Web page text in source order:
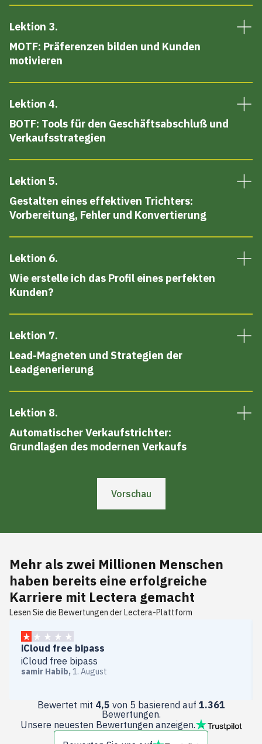
Lektion 3.
MOTF: Präferenzen bilden und Kunden
motivieren
Lektion 4.
BOTF: Tools für den Geschäftsabschluß und
Verkaufsstrategien
Lektion 5.
Gestalten eines effektiven Trichters:
Vorbereitung, Fehler und Konvertierung
Lektion 6.
Wie erstelle ich das Profil eines perfekten
Kunden?
Lektion 7.
Lead-Magneten und Strategien der
Leadgenerierung
Lektion 8.
Automatischer Verkaufstrichter:
Grundlagen des modernen Verkaufs
Vorschau
Mehr als zwei Millionen Menschen
haben bereits eine erfolgreiche
Karriere mit Lectera gemacht
Lesen Sie die Bewertungen der Lectera-Plattform
iCloud free bipass
iCloud free bipass
samir Habib, 1. August
Bewertet mit 4,5 von 5 basierend auf 1.361
Bewertungen.
Unsere neuesten Bewertungen anzeigen.